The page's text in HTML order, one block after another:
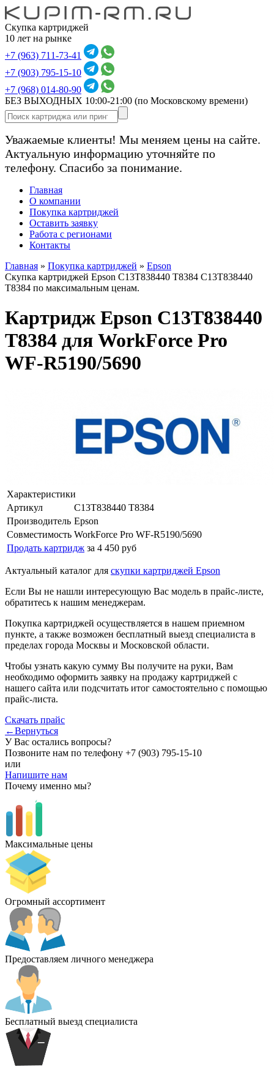
Скупка картриджей
10 лет на рынке
+7 (963) 711-73-41
+7 (903) 795-15-10
+7 (968) 014-80-90
БЕЗ ВЫХОДНЫХ 10:00-21:00 (по Московскому времени)
Уважаемые клиенты! Мы меняем цены на сайте.
Актуальную информацию уточняйте по
телефону. Спасибо за понимание.
Главная
О компании
Покупка картриджей
Оставить заявку
Работа с регионами
Контакты
Главная » Покупка картриджей » Epson
Скупка картриджей Epson C13T838440 T8384 C13T838440
T8384 по максимальным ценам.
Картридж Epson C13T838440
T8384 для WorkForce Pro
WF-R5190/5690
Характеристики
Артикул
C13T838440 T8384
Производитель Epson
Совместимость WorkForce Pro WF-R5190/5690
Продать картридж за 4 450 руб
Актуальный каталог для скупки картриджей Epson
Если Вы не нашли интересующую Вас модель в прайс-листе,
обратитесь к нашим менеджерам.
Покупка картриджей осуществляется в нашем приемном
пункте, а также возможен бесплатный выезд специалиста в
пределах города Москвы и Московской области.
Чтобы узнать какую сумму Вы получите на руки, Вам
необходимо оформить заявку на продажу картриджей с
нашего сайта или подсчитать итог самостоятельно с помощью
прайс-листа.
Скачать прайс
←Вернуться
У Вас остались вопросы?
Позвоните нам по телефону +7 (903) 795-15-10
или
Напишите нам
Почему именно мы?
Максимальные цены
Огромный ассортимент
Предоставляем личного менеджера
Бесплатный выезд специалиста